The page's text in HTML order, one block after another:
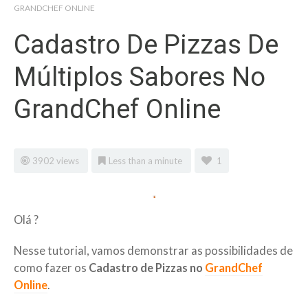
GRANDCHEF ONLINE
Cadastro De Pizzas De
Múltiplos Sabores No
GrandChef Online
3902 views Less than a minute 1
Olá ?
Nesse tutorial, vamos demonstrar as possibilidades de
como fazer os Cadastro de Pizzas no GrandChef
Online.